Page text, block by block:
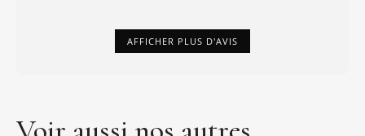
AFFICHER PLUS D'AVIS